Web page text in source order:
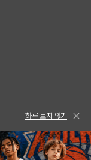
하루 보지 않기